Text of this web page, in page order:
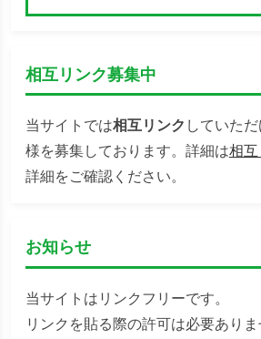
相互リンク募集中
当サイトでは相互リンク していた
様を募集しております。詳細は相
詳細をご確認ください。
お知らせ
当サイトはリンクフリーです。
リンクを貼る際の許可は必要あり